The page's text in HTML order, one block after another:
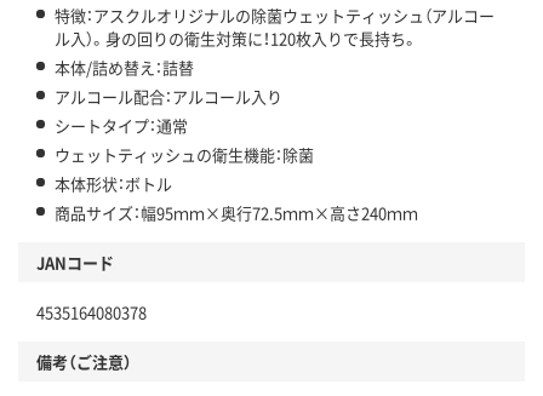
特徴：アスクルオリジナルの除菌ウェットティッシュ（アルコー
ル入）。身の回りの衛生対策に！120枚入りで長持ち。
本体/詰め替え：詰替
アルコール配合：アルコール入り
シートタイプ：通常
ウェットティッシュの衛生機能：除菌
本体形状：ボトル
商品サイズ：幅95ｍｍ×奥行72.5ｍｍ×高さ240ｍｍ
JANコード
4535164080378
備考（ご注意）